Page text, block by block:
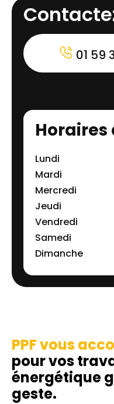
01 59
Lundi
Mardi
Mercredi
Jeudi
Vendredi
Samedi
Dimanche
PPF vous
pour vos
énergétique
geste.